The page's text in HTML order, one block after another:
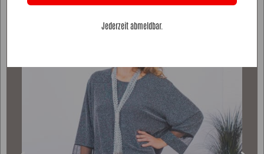
Jederzeit abmeldbar.